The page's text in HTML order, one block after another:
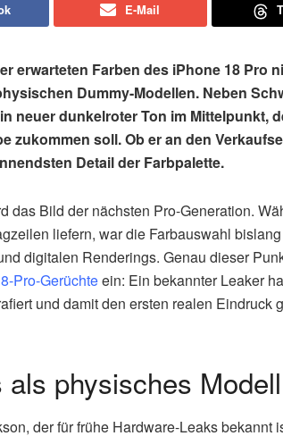
E-Mail
erwarteten Farben des iPhone 18 Pro
Dummy-Modellen. Neben
neuer dunkelroter Ton im Mittelpunkt,
zukommen soll. Ob er an den
Detail der Farbpalette.
das Bild der nächsten Pro-Generation.
liefern, war die Farbauswahl
digitalen Renderings. Genau dieser
Pro-Gerüchteein: Ein bekannter Leaker
und damit den ersten realen Eindruck
physisches Modell
der für frühe Hardware-Leaks bekannt